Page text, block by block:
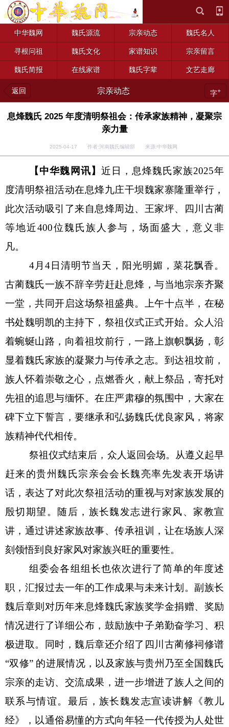
中华魏网 魏氏源流 宗亲动态 魏氏名人
寻根问祖 魏氏文化 家谱知识 宗亲留言
魏氏简报 在线家谱 魏氏字辈 文艺走廊
返回 宗亲动态 字+
息烽魏氏 2025 年度清明祭祖会：传承家族精神，凝聚宗
亲力量
2025-04-17 作者:河南魏氏编辑部 来源:中华魏网
【中华魏网讯】 近日，息烽魏氏家族2025年
度清明祭祖活动在息烽九庄干坝魏家寨隆重举行，
此次活动吸引了来自息烽周边、王家坪、四川古蔺
等地近400位魏氏族人参与，场面盛大，意义非
凡。
4 月4 日清明节当天，阳光明媚，菜花飘香。
古蔺魏氏一族不辞辛劳赶赴息烽，与当地宗亲齐聚
一堂，共同开启这场祭祖盛典。上午十点半，在秘
书处魏明凯的主持下，祭祖仪式正式开始。众人沿
着蜿蜒山路，向着祖坟前行，一路上旗帜飘扬，彰
显着魏氏家族的凝聚力与传承之志。到达祖坟前，
族人怀着崇敬之心，点燃香火，献上祭品，寄托对
先祖的追思与缅怀。在庄严肃穆的氛围中，大家在
碑下立下誓言，要继承和弘扬魏氏优良家风，将家
族精神代代相传。
祭祖仪式结束后，众人返回会场。从遵义起早
赶来的贵州魏氏宗亲会会长魏亮率先发表开场讲
话，表达了对此次祭祖活动的重视与对家族发展的
殷切期望。随后，族长魏发志进行家风、家教宣
讲，通过讲述家族故事、传承祖训，让在场族人深
刻领悟到良好家风对家族兴旺的重要性。
组委会各组组长也依次进行了简单的年度述
职，汇报过去一年的工作成果与未来计划。副族长
魏后章则对历年来息烽魏氏家族奖学金捐赠、奖励
情况进行了详细公布，鼓励族中子弟勤奋学习、积
极进取。同时，魏后章还介绍了四川古蔺修祠修谱
“双修” 的进展情况，以及家族与贵州乃至全国魏氏
宗亲的走访、交流成果，进一步增进了族人之间的
联系与情谊。最后，族长魏发志宣读讲解《教儿
经》，以通俗易懂的方式向年轻一代传授为人处世